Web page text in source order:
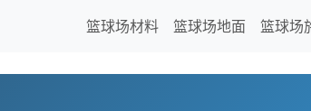
篮球场材料 篮球场地面 篮球场